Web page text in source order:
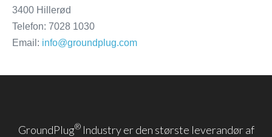
3400 Hillerød
Telefon: 7028 1030
Email: info@groundplug.com
GroundPlug®Industry er den største leverandør af